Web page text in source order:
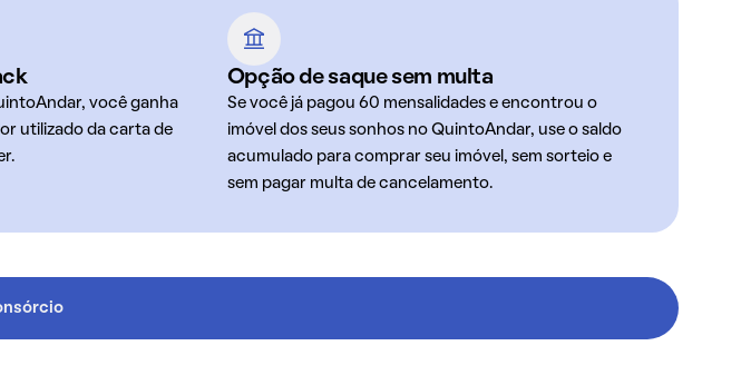
você ganha
utilizado da carta de
Opção de saque sem multa
Se você já pagou 60 mensalidades e encontrou o
imóvel dos seus sonhos no QuintoAndar, use o saldo
acumulado para comprar seu imóvel, sem sorteio e
sem pagar multa de cancelamento.